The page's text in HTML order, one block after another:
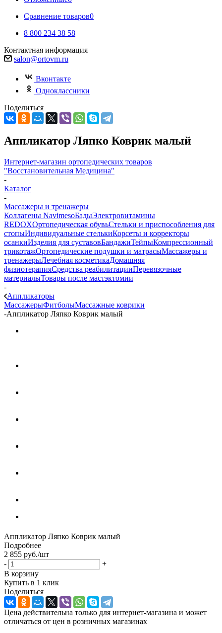
Сравнение товаров0
8 800 234 38 58
Контактная информация
salon@ortovm.ru
Вконтакте
Одноклассники
Поделиться
Аппликатор Ляпко Коврик малый
Интернет-магазин ортопедических товаров
"Восстановительная Медицина"
-
Каталог
-
Массажеры и тренажеры
Коллагены NavimesoБадыЭлектровитамины
REDOXОртопедическая обувьСтельки и приспособления для
стопыИндивидуальные стелькиКорсеты и корректоры
осанкиИзделия для суставовБандажиТейпыКомпрессионный
трикотажОртопедические подушки и матрасыМассажеры и
тренажерыЛечебная косметикаДомашняя
физиотерапияСредства реабилитацииПеревязочные
материалыТовары после мастэктомии
-
Аппликаторы
МассажерыФитболыМассажные коврики
-Аппликатор Ляпко Коврик малый
Аппликатор Ляпко Коврик малый
Подробнее
2 855 руб./шт
-
+
В корзину
Купить в 1 клик
Поделиться
Цена действительна только для интернет-магазина и может
отличаться от цен в розничных магазинах